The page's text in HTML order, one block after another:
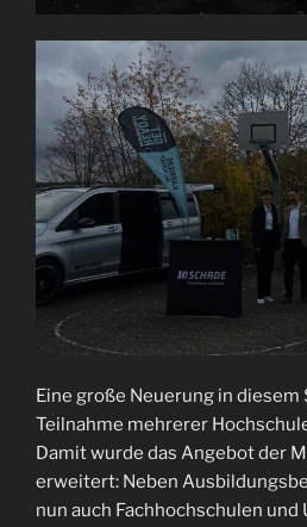
Eine große Neuerung in diesem
Teilnahme mehrerer
Damit wurde das Angebot der
erweitert: Neben
nun auch Fachhochschulen